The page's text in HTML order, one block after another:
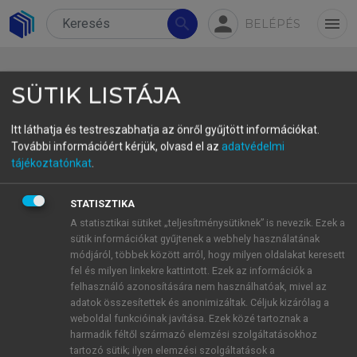
search person BELÉPÉS menu
9.4 Discussion
The analysis of Data Source 5 offers insights into
the extent to which the participating students
demonstrated elements of CDA and ICC in the
context of their multicultural school environment.
While the students exhibited openness, curiosity,
and respect towards cultural diversity, many of
these attitudes were instinctively developed
through their everyday interactions with peers
SÜTIK LISTÁJA
Itt láthatja és testreszabhatja az önről gyűjtött információkat.
További információért kérjük, olvasd el az adatvédelmi
tájékoztatónkat.
STATISZTIKA
A statisztikai sütiket „teljesítménysütiknek” is nevezik. Ezek a
sütik információkat gyűjtenek a webhely használatának
módjáról, többek között arról, hogy milyen oldalakat keresett
fel és milyen linkekre kattintott. Ezek az információk a
felhasználó azonosítására nem használhatóak, mivel az
adatok összesítettek és anonimizáltak. Céljuk kizárólag a
weboldal funkcióinak javítása. Ezek közé tartoznak a
harmadik féltől származó elemzési szolgáltatásokhoz
tartozó sütik; ilyen elemzési szolgáltatások a